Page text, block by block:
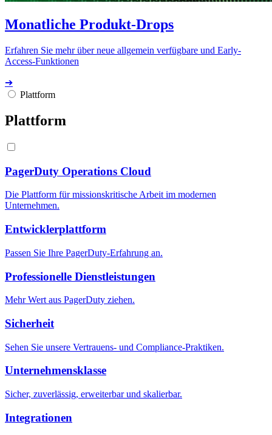
Monatliche Produkt-Drops
Erfahren Sie mehr über neue allgemein verfügbare und Early-
Access-Funktionen
➔
Plattform
Plattform
PagerDuty Operations Cloud
Die Plattform für missionskritische Arbeit im modernen
Unternehmen.
Entwicklerplattform
Passen Sie Ihre PagerDuty-Erfahrung an.
Professionelle Dienstleistungen
Mehr Wert aus PagerDuty ziehen.
Sicherheit
Sehen Sie unsere Vertrauens- und Compliance-Praktiken.
Unternehmensklasse
Sicher, zuverlässig, erweiterbar und skalierbar.
Integrationen